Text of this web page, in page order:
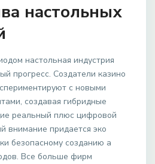
настольных
настольная индустрия
прогресс. Создатели казино
с новыми
создавая гибридные
реальный плюс цифровой
внимание придается эко
безопасному созданию а
Все больше фирм